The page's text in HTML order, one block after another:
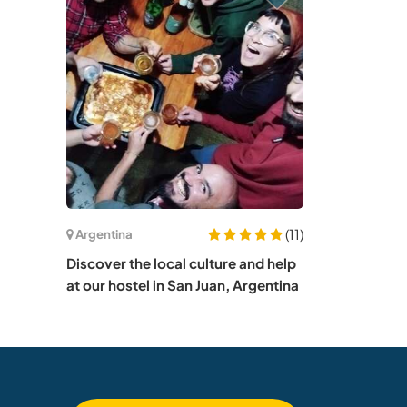
Argentina
(11)
Discover the local culture and help
at our hostel in San Juan, Argentina